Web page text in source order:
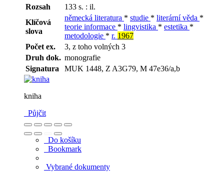
Rozsah
133 s. : il.
Klíčová
slova
německá literatura * studie * literární věda *
teorie informace * lingvistika * estetika *
metodologie * r. 1967
Počet ex.
3, z toho volných 3
Druh dok. monografie
Signatura
MUK 1448, Z A3G79, M 47e36/a,b
kniha
Půjčit
Do košíku
Bookmark
Vybrané dokumenty